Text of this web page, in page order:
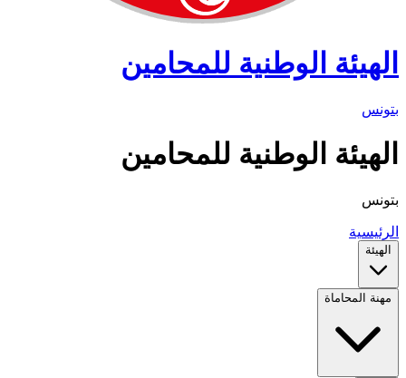
الهيئة الوطنية للمحامين
بتونس
الهيئة الوطنية للمحامين
بتونس
الرئيسية
الهيئة
مهنة المحاماة